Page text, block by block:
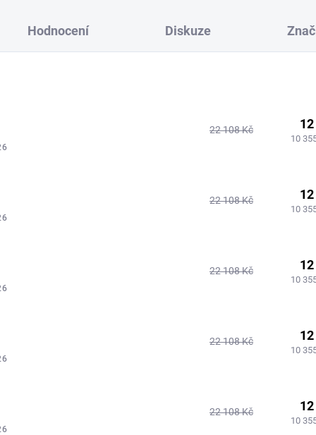
Hodnocení Diskuze
22 108 Kč
10
22 108 Kč
10
22 108 Kč
10
22 108 Kč
10
22 108 Kč
10